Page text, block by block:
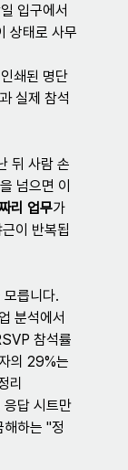
입구에서
상태로 사무
쇄된 명단
실제 참석
뒤 사람 손
넘으면 이
리 업무가
이 반복됩
릅니다.
분석에서
참석률
의 29%는
리
답 시트만
하는 "정